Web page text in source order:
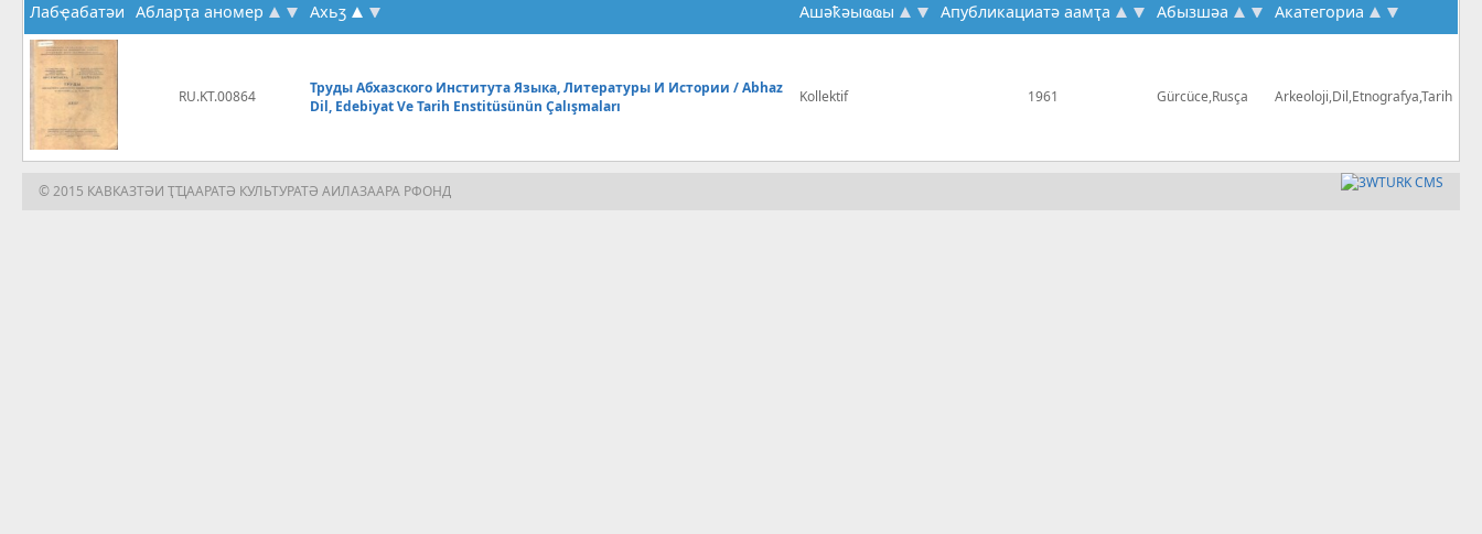
Лабҿабатәи Абларҭа аномер Ахьӡ Ашәҟәыҩҩы Апубликациатә аамҭа Абызшәа Акатегориа
RU.KT.00864
Труды Абхазского Института Языка, Литературы И Истории / Abhaz
Dil, Edebiyat Ve Tarih Enstitüsünün Çalışmaları
Kollektif 1961 Gürcüce,Rusça Arkeoloji,Dil,Etnografya,Tarih
© 2015 КАВКАЗТӘИ ҬҴААРАТӘ КУЛЬТУРАТӘ АИЛАЗААРА РФОНД